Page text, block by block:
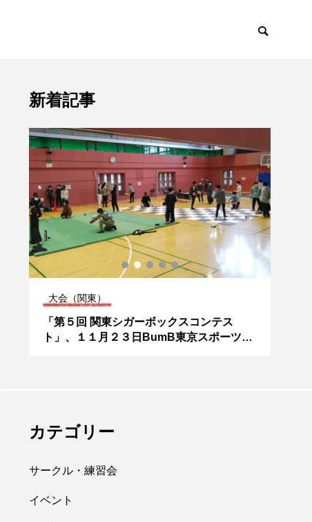
ント
ボロサマーフ
バル ２０２
月２６日開
トピックス
ジャグリング新人戦、
運営メンバーを募集

新着記事
大会（関東）
「第５回 関東シガーボックスコンテス
ト」、１１月２３日BumB東京スポーツ文
カテゴリー
サークル・練習会
イベント